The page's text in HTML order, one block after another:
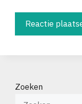
Zoeken